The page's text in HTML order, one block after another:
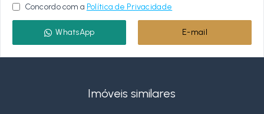
Concordo com a Política de Privacidade
WhatsApp E-mail
Imóveis similares